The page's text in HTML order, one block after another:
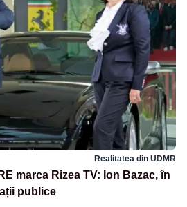
Realitatea din UDMR
marca Rizea TV: Ion Bazac, în
publice